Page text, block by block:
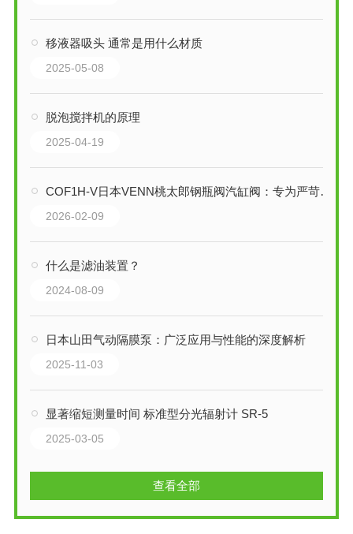
移液器吸头 通常是用什么材质
2025-05-08
脱泡搅拌机的原理
2025-04-19
COF1H-V日本VENN桃太郎钢瓶阀汽缸阀：专为严苛工业环境设计的气动控制专家
2026-02-09
什么是滤油装置？
2024-08-09
日本山田气动隔膜泵：广泛应用与性能的深度解析
2025-11-03
显著缩短测量时间 标准型分光辐射计 SR-5
2025-03-05
查看全部